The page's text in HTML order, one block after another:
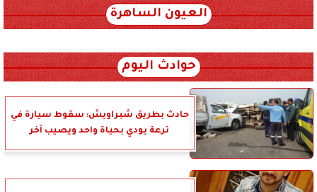
العيون الساهرة
حوادث اليوم
حادث بطريق شبراويش: سقوط سيارة في
ترعة يودي بحياة واحد ويصيب آخر